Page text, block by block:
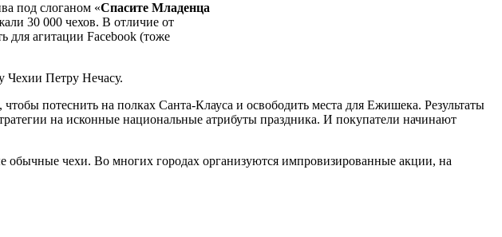
под слоганом «Спасите Младенца
30 000 чехов. В отличие от
для агитации Facebook (тоже
Чехии Петру Нечасу.
чтобы потеснить на полках Санта-Клауса и освободить места для Ежишека. Результаты
на исконные национальные атрибуты праздника. И покупатели начинают
чехи. Во многих городах организуются импровизированные акции, на